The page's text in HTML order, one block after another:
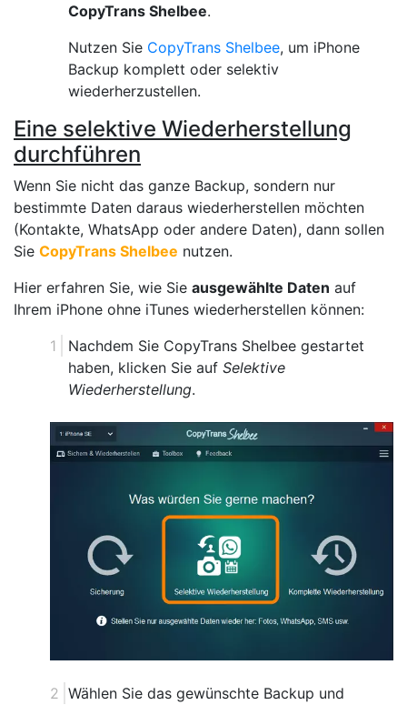
CopyTrans Shelbee.
Nutzen Sie CopyTrans Shelbee, um iPhone
Backup komplett oder selektiv
wiederherzustellen.
Eine selektive Wiederherstellung
durchführen
Wenn Sie nicht das ganze Backup, sondern nur
bestimmte Daten daraus wiederherstellen möchten
(Kontakte, WhatsApp oder andere Daten), dann sollen
Sie CopyTrans Shelbee nutzen.
Hier erfahren Sie, wie Sie ausgewählte Daten auf
Ihrem iPhone ohne iTunes wiederherstellen können:
Nachdem Sie CopyTrans Shelbee gestartet
haben, klicken Sie auf Selektive
Wiederherstellung.
Wählen Sie das gewünschte Backup und